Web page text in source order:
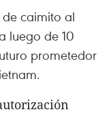
caimito al
luego de 10
prometedor